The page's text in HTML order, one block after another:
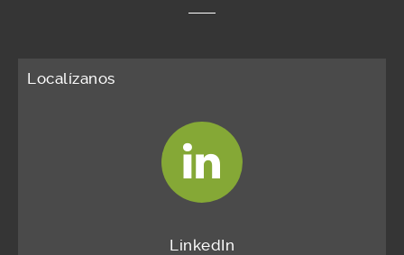
Localízanos
LinkedIn